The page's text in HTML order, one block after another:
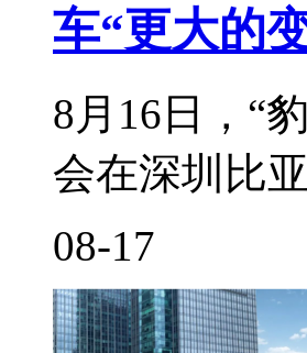
车“更大的
8月16日，“
会在深圳比
08-17